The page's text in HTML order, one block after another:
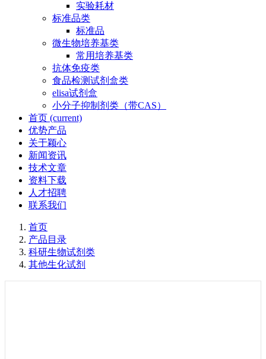
实验耗材
标准品类
标准品
微生物培养基类
常用培养基类
抗体免疫类
食品检测试剂盒类
elisa试剂盒
小分子抑制剂类（带CAS）
首页 (current)
优势产品
关于颖心
新闻资讯
技术文章
资料下载
人才招聘
联系我们
首页
产品目录
科研生物试剂类
其他生化试剂